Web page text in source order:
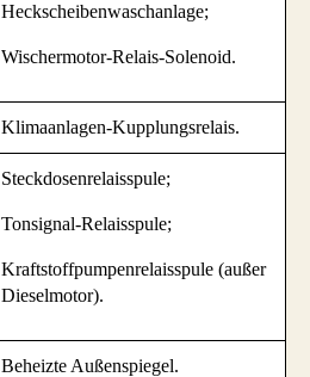
Heckscheibenwaschanlage;
Wischermotor-Relais-Solenoid.
Klimaanlagen-Kupplungsrelais.
Steckdosenrelaisspule;
Tonsignal-Relaisspule;
Kraftstoffpumpenrelaisspule (außer
Dieselmotor).
Beheizte Außenspiegel.